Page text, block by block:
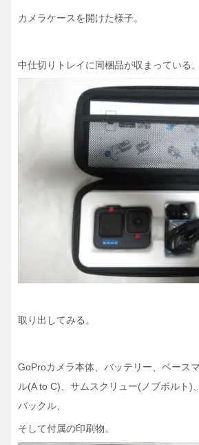
カメラケースを開けた様子。
中仕切りトレイに同梱品が収まっている。
取り出してみる。
GoProカメラ本体、バッテリー、ベース
ル(A to C)、サムスクリュー(ノブボルト)
バックル、
そして付属の印刷物。